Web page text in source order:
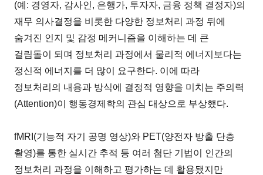
(예: 경영자, 감사인, 은행가, 투자자, 금융 정책 결정자)의
재무 의사결정을 비롯한 다양한 정보처리 과정 뒤에
숨겨진 인지 및 감정 메커니즘을 이해하는 데 큰
걸림돌이 되며 정보처리 과정에서 물리적 에너지보다는
정신적 에너지를 더 많이 요구한다. 이에 따라
정보처리의 내용과 방식에 결정적 영향을 미치는 주의력
(Attention)이 행동경제학의 관심 대상으로 부상했다.
fMRI(기능적 자기 공명 영상)와 PET(양전자 방출 단층
촬영)를 통한 실시간 추적 등 여러 첨단 기법이 인간의
정보처리 과정을 이해하고 평가하는 데 활용됐지만